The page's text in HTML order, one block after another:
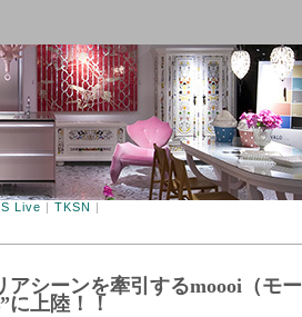
Live | TKSN |
アシーンを牽引するmoooi（モ
に上陸！！